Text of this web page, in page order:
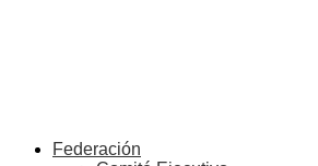
Federación